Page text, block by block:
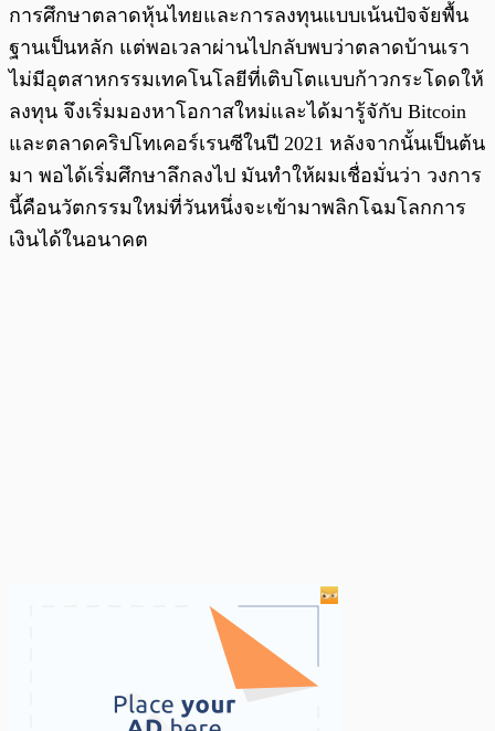
การศึกษาตลาดหุ้นไทยและการลงทุนแบบเน้นปัจจัยพื้น
ฐานเป็นหลัก แต่พอเวลาผ่านไปกลับพบว่าตลาดบ้านเรา
ไม่มีอุตสาหกรรมเทคโนโลยีที่เติบโตแบบก้าวกระโดดให้
ลงทุน จึงเริ่มมองหาโอกาสใหม่และได้มารู้จักับ Bitcoin
และตลาดคริปโทเคอร์เรนซีในปี 2021 หลังจากนั้นเป็นต้น
มา พอได้เริ่มศึกษาลึกลงไป มันทำให้ผมเชื่อมั่นว่า วงการ
นี้คือนวัตกรรมใหม่ที่วันหนึ่งจะเข้ามาพลิกโฉมโลกการ
เงินได้ในอนาคต